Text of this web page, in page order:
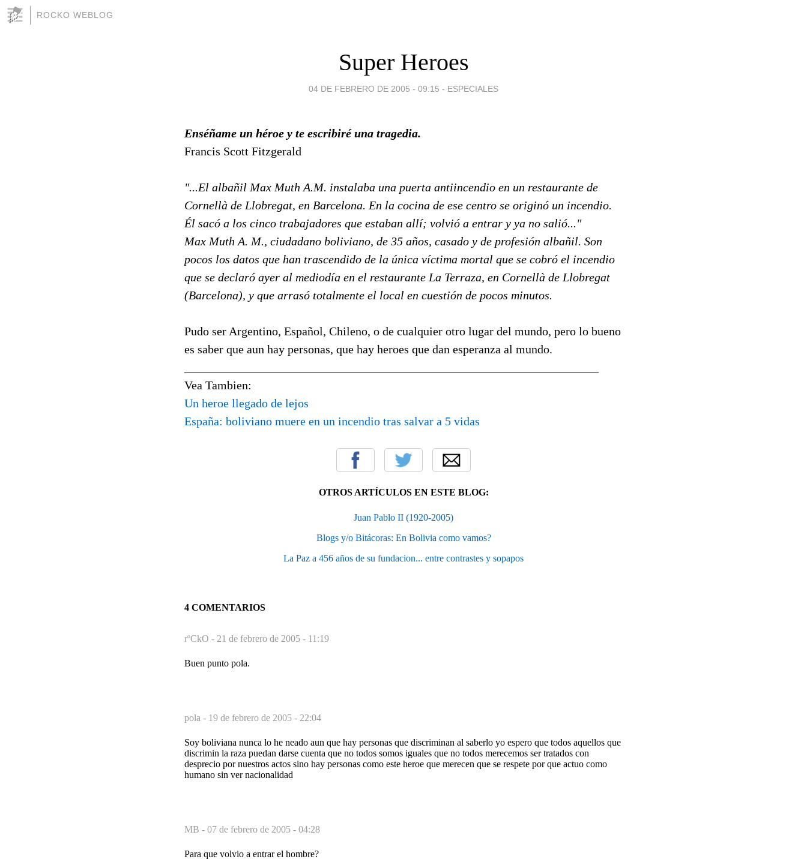
ROCKO WEBLOG
Super Heroes
04 DE FEBRERO DE 2005 - 09:15 - ESPECIALES
Enséñame un héroe y te escribiré una tragedia.
Francis Scott Fitzgerald
"...El albañil Max Muth A.M. instalaba una puerta antiincendio en un restaurante de
Cornellà de Llobregat, en Barcelona. En la cocina de ese centro se originó un incendio.
Él sacó a los cinco trabajadores que estaban allí; volvió a entrar y ya no salió..."
Max Muth A. M., ciudadano boliviano, de 35 años, casado y de profesión albañil. Son
pocos los datos que han trascendido de la única víctima mortal que se cobró el incendio
que se declaró ayer al mediodía en el restaurante La Terraza, en Cornellà de Llobregat
(Barcelona), y que arrasó totalmente el local en cuestión de pocos minutos.
Pudo ser Argentino, Español, Chileno, o de cualquier otro lugar del mundo, pero lo bueno
es saber que aun hay personas, que hay heroes que dan esperanza al mundo.
Vea Tambien:
Un heroe llegado de lejos
España: boliviano muere en un incendio tras salvar a 5 vidas
OTROS ARTÍCULOS EN ESTE BLOG:
Juan Pablo II (1920-2005)
Blogs y/o Bitácoras: En Bolivia como vamos?
La Paz a 456 años de su fundacion... entre contrastes y sopapos
4 COMENTARIOS
rºCkO - 21 de febrero de 2005 - 11:19
Buen punto pola.
pola - 19 de febrero de 2005 - 22:04
Soy boliviana nunca lo he neado aun que hay personas que discriminan al saberlo yo espero que todos aquellos que
discrimin la raza puedan darse cuenta que no todos somos iguales que no todos merecemos ser tratados con
desprecio por nuestros actos sino hay personas como este heroe que merecen que se respete por que actuo como
humano sin ver nacionalidad
MB - 07 de febrero de 2005 - 04:28
Para que volvio a entrar el hombre?